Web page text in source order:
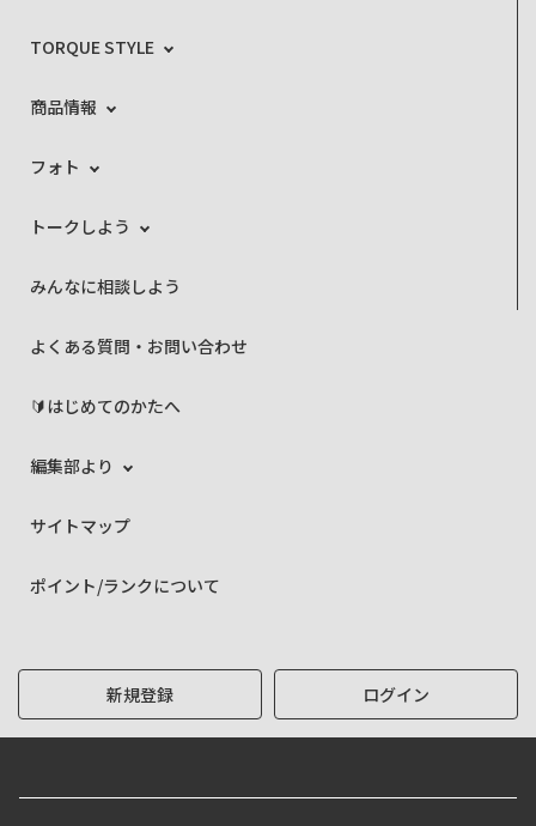
TORQUE STYLE
商品情報
フォト
トークしよう
みんなに相談しよう
よくある質問・お問い合わせ
🔰はじめてのかたへ
編集部より
サイトマップ
ポイント/ランクについて
新規登録 ログイン